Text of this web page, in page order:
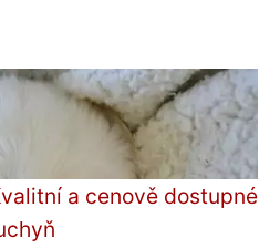
a cenově dostupné